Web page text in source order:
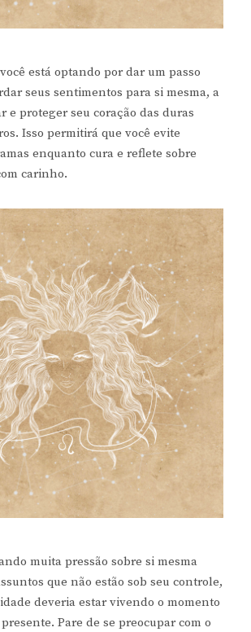
está optando por dar um passo
seus sentimentos para si mesma, a
e proteger seu coração das duras
Isso permitirá que você evite
enquanto cura e reflete sobre
carinho.
muita pressão sobre si mesma
que não estão sob seu controle,
deveria estar vivendo o momento
Pare de se preocupar com o